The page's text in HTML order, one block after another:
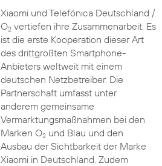
Xiaomi und Telefónica Deutschland /
O2vertiefen ihre Zusammenarbeit. Es
ist die erste Kooperation dieser Art
des drittgrößten Smartphone-
Anbieters weltweit mit einem
deutschen Netzbetreiber. Die
Partnerschaft umfasst unter
anderem gemeinsame
Vermarktungsmaßnahmen bei den
Marken O2und Blau und den
Ausbau der Sichtbarkeit der Marke
Xiaomi in Deutschland. Zudem